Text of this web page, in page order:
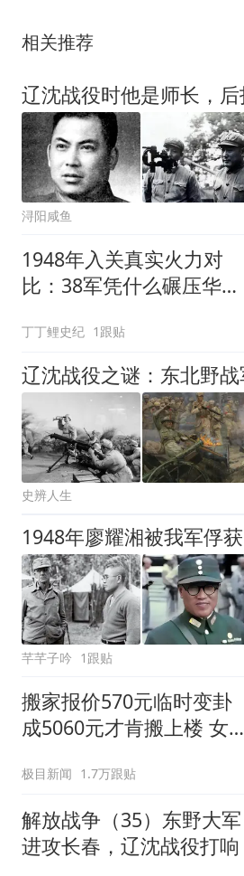
相关推荐
浔阳咸鱼
1948年入关真实火力对
比：38军凭什么碾压华北
丁丁鲤史纪 1跟贴
史辨人生
芊芊子吟 1跟贴
搬家报价570元临时变卦
成5060元才肯搬上楼 女子
极目新闻 1.7万跟贴
解放战争（35）东野大军
进攻长春，辽沈战役打响